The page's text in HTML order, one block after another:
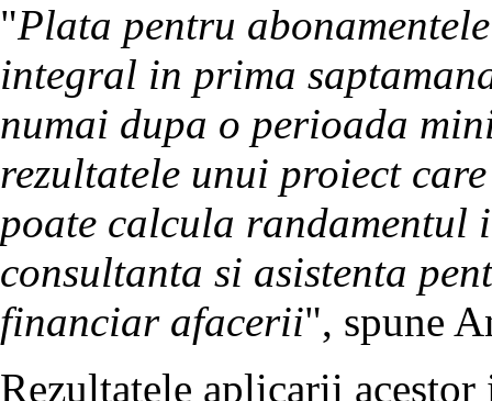
"Plata pentru
integral in prima
numai dupa o perioada
rezultatele unui proiect
poate calcula
consultanta si asistenta
financiar afacerii", spune
Rezultatele aplicarii